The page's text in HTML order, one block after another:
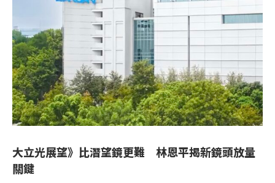
大立光展望》比潛望鏡更難 林恩平揭新鏡頭放量
關鍵